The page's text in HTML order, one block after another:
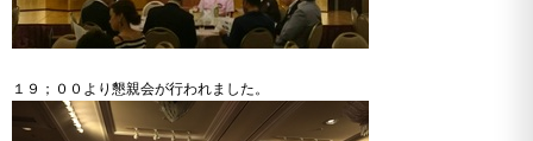
１９；００より懇親会が行われました。